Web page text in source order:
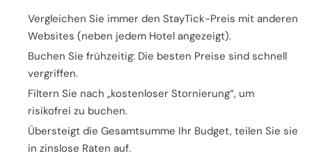
Vergleichen Sie immer den StayTick-Preis mit anderen
Websites (neben jedem Hotel angezeigt).
Buchen Sie frühzeitig: Die besten Preise sind schnell
vergriffen.
Filtern Sie nach „kostenloser Stornierung“, um
risikofrei zu buchen.
Übersteigt die Gesamtsumme Ihr Budget, teilen Sie sie
in zinslose Raten auf.